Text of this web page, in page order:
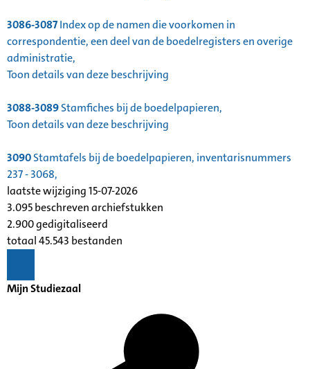
3086-3087Index op de namen die voorkomen in
correspondentie, een deel van de boedelregisters en overige
administratie,
Toon details van deze beschrijving
3088-3089Stamfiches bij de boedelpapieren,
Toon details van deze beschrijving
3090Stamtafels bij de boedelpapieren, inventarisnummers
237 - 3068,
laatste wijziging 15-07-2026
3.095 beschreven archiefstukken
2.900 gedigitaliseerd
totaal 45.543 bestanden
Mijn Studiezaal